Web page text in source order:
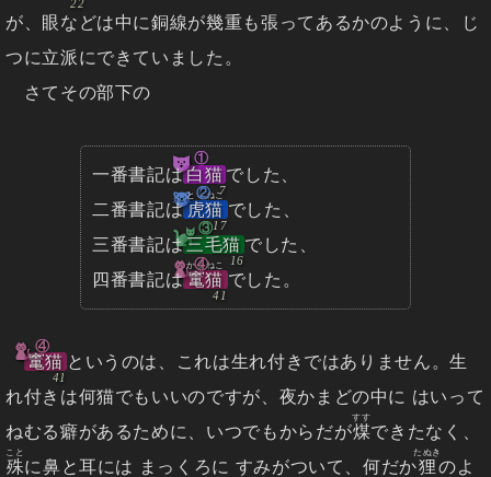
が、眼などは中に銅線が幾重も張ってあるかのように、じ
つに立派にできていました。
さてその部下の
一番書記は白猫
①
でした、
二番書記は虎猫
とらねこ
②
でした、
三番書記は三毛猫
③
でした、
四番書記は竃猫
かまねこ
④
でした。
竃猫
④
というのは、これは生れ付きではありません。生
れ付きは何猫でもいいのですが、夜かまどの中に はいって
ねむる癖があるために、いつでもからだが煤
すす
できたなく、
殊
こと
に鼻と耳には まっくろに すみがついて、何だか狸
たぬき
のよ